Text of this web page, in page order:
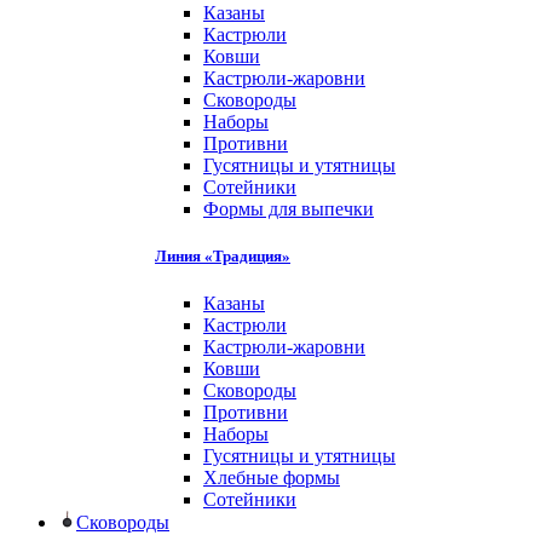
Казаны
Кастрюли
Ковши
Кастрюли-жаровни
Сковороды
Наборы
Противни
Гусятницы и утятницы
Сотейники
Формы для выпечки
Линия «Традиция»
Казаны
Кастрюли
Кастрюли-жаровни
Ковши
Сковороды
Противни
Наборы
Гусятницы и утятницы
Хлебные формы
Сотейники
Сковороды